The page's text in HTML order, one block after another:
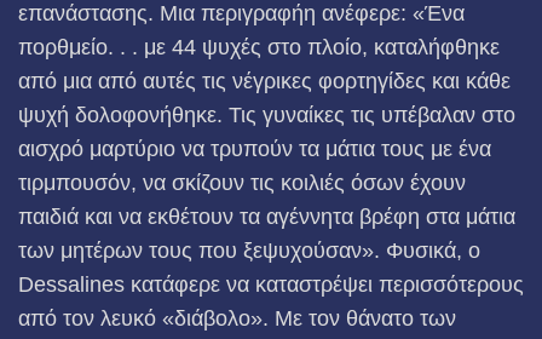
επανάστασης. Μια περιγραφήη ανέφερε: «Ένα
πορθμείο. . . με 44 ψυχές στο πλοίο, καταλήφθηκε
από μια από αυτές τις νέγρικες φορτηγίδες και κάθε
ψυχή δολοφονήθηκε. Τις γυναίκες τις υπέβαλαν στο
αισχρό μαρτύριο να τρυπούν τα μάτια τους με ένα
τιρμπουσόν, να σκίζουν τις κοιλιές όσων έχουν
παιδιά και να εκθέτουν τα αγέννητα βρέφη στα μάτια
των μητέρων τους που ξεψυχούσαν». Φυσικά, ο
Dessalines κατάφερε να καταστρέψει περισσότερους
από τον λευκό «διάβολο». Με τον θάνατο των